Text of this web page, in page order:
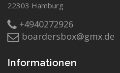
22303 Hamburg
+4940272926
boardersbox@gmx.de
Informationen